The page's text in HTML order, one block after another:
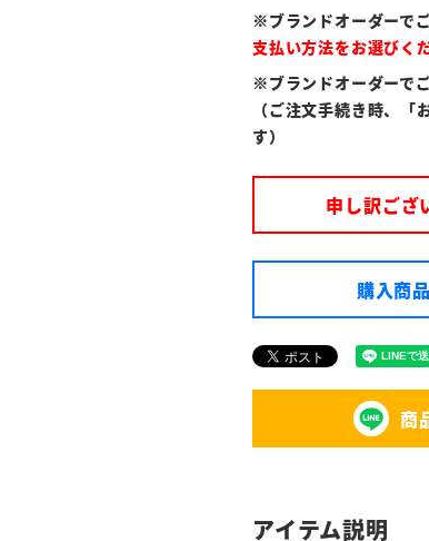
※ブランドオーダーで
支払い方法をお選びく
※ブランドオーダーで
（ご注文手続き時、
す）
申し訳ござ
購入商
商